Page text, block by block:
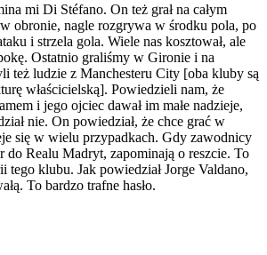
mi Di Stéfano. On też grał na całym
obronie, nagle rozgrywa w środku pola, po
i strzela gola. Wiele nas kosztował, ale
Ostatnio graliśmy w Gironie i na
też ludzie z Manchesteru City [oba kluby są
właścicielską]. Powiedzieli nam, że
i jego ojciec dawał im małe nadzieje,
nie. On powiedział, że chce grać w
się w wielu przypadkach. Gdy zawodnicy
do Realu Madryt, zapominają o reszcie. To
tego klubu. Jak powiedział Jorge Valdano,
To bardzo trafne hasło.